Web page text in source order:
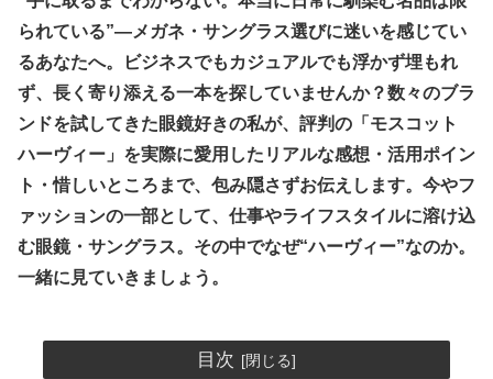
られている”―メガネ・サングラス選びに迷いを感じてい
るあなたへ。ビジネスでもカジュアルでも浮かず埋もれ
ず、長く寄り添える一本を探していませんか？数々のブラ
ンドを試してきた眼鏡好きの私が、評判の「モスコット
ハーヴィー」を実際に愛用したリアルな感想・活用ポイン
ト・惜しいところまで、包み隠さずお伝えします。今やフ
ァッションの一部として、仕事やライフスタイルに溶け込
む眼鏡・サングラス。その中でなぜ“ハーヴィー”なのか。
一緒に見ていきましょう。
目次